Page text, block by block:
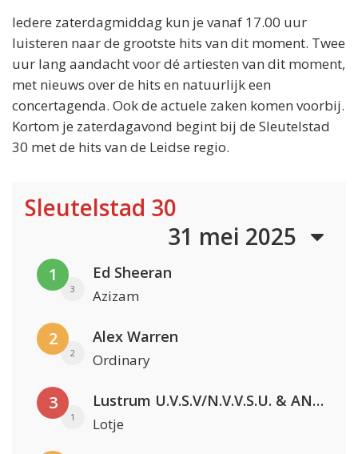
Iedere zaterdagmiddag kun je vanaf 17.00 uur
luisteren naar de grootste hits van dit moment. Twee
uur lang aandacht voor dé artiesten van dit moment,
met nieuws over de hits en natuurlijk een
concertagenda. Ook de actuele zaken komen voorbij.
Kortom je zaterdagavond begint bij de Sleutelstad
30 met de hits van de Leidse regio.
Sleutelstad 30
31 mei 2025
1
3
Ed Sheeran
Azizam
2
2
Alex Warren
Ordinary
3
1
Lustrum U.V.S.V/N.V.V.S.U. & ANNO ONS & Jopke van Dobbenburgh & Roeland Beelen
Lotje